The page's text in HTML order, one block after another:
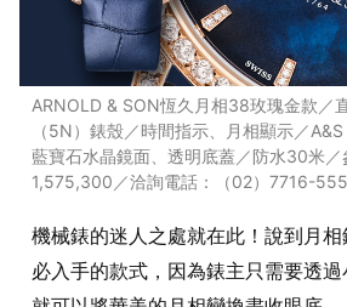
ARNOLD & SON恆久月相38玫瑰金款／
（5N）錶殼／時間指示、月相顯示／
藍寶石水晶鏡面、透明底蓋／防水30米／
1,575,300／洽詢電話：（02）7716-
機械錶的迷人之處就在此！說到月
必入手的款式，因為錶主只需要透過